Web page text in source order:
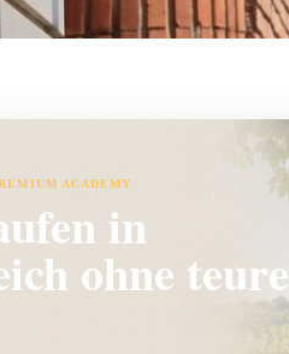
ACADEMY
in
ohne teure